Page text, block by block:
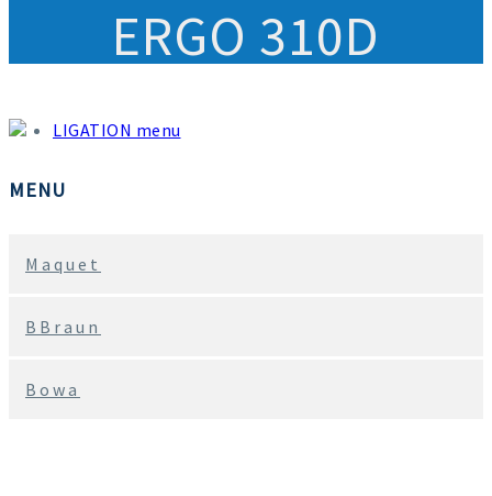
ERGO 310D
LIGATION menu
MENU
Maquet
BBraun
Bowa